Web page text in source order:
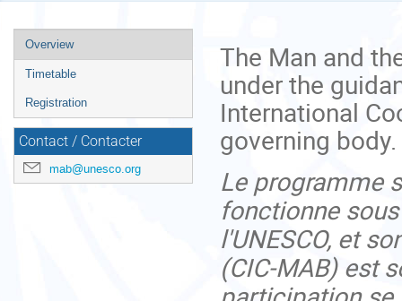
Event
menu
Overview
Timetable
Registration
Contact / Contacter
mab@unesco.org
The Man and
under the
International
governing
Le programme
fonctionne
l'UNESCO, et
(CIC-MAB) est